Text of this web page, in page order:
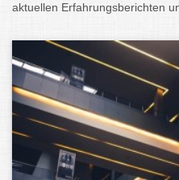
aktuellen Erfahrungsberichten